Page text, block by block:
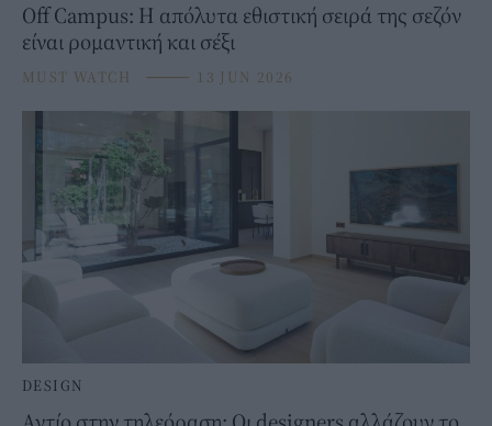
Off Campus: Η απόλυτα εθιστική σειρά της σεζόν
είναι ρομαντική και σέξι
MUST WATCH ⸻ 13 JUN 2026
DESIGN